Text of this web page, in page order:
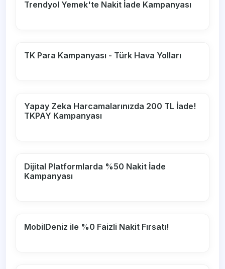
Trendyol Yemek'te Nakit İade Kampanyası
TK Para Kampanyası - Türk Hava Yolları
Yapay Zeka Harcamalarınızda 200 TL İade!
TKPAY Kampanyası
Dijital Platformlarda %50 Nakit İade
Kampanyası
MobilDeniz ile %0 Faizli Nakit Fırsatı!